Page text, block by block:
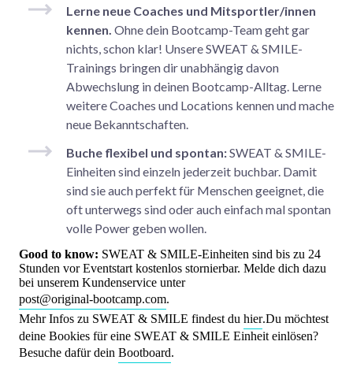
Lerne neue Coaches und Mitsportler/innen
kennen. Ohne dein Bootcamp-Team geht gar
nichts, schon klar! Unsere SWEAT & SMILE-
Trainings bringen dir unabhängig davon
Abwechslung in deinen Bootcamp-Alltag. Lerne
weitere Coaches und Locations kennen und mache
neue Bekanntschaften.
Buche flexibel und spontan:SWEAT & SMILE-
Einheiten sind einzeln jederzeit buchbar. Damit
sind sie auch perfekt für Menschen geeignet, die
oft unterwegs sind oder auch einfach mal spontan
volle Power geben wollen.
Good to know: SWEAT & SMILE-Einheiten sind bis zu 24
Stunden vor Eventstart kostenlos stornierbar. Melde dich dazu
bei unserem Kundenservice unter
post@original-bootcamp.com.
Mehr Infos zu SWEAT & SMILE findest du hier.Du möchtest
deine Bookies für eine SWEAT & SMILE Einheit einlösen?
Besuche dafür dein Bootboard.